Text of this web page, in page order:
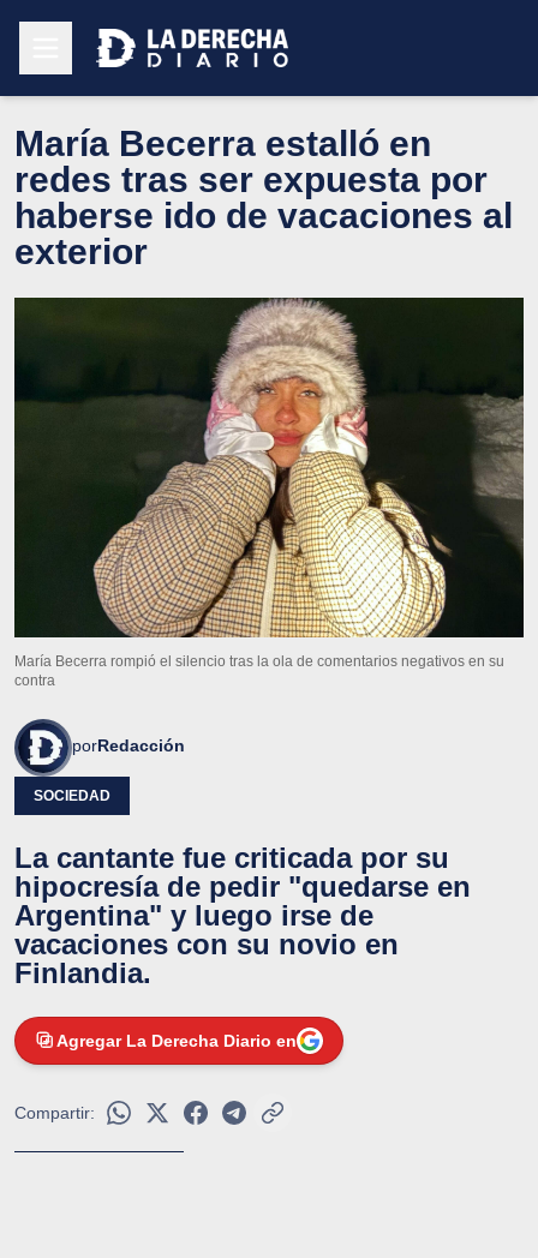
María Becerra estalló en
redes tras ser expuesta por
haberse ido de vacaciones al
exterior
María Becerra rompió el silencio tras la ola de comentarios negativos en su
contra
porRedacción
SOCIEDAD
La cantante fue criticada por su
hipocresía de pedir "quedarse en
Argentina" y luego irse de
vacaciones con su novio en
Finlandia.
Agregar La Derecha Diario en
Compartir: